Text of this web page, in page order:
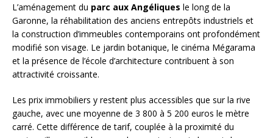
L’aménagement du parc aux Angéliques le long de la
Garonne, la réhabilitation des anciens entrepôts industriels et
la construction d’immeubles contemporains ont profondément
modifié son visage. Le jardin botanique, le cinéma Mégarama
et la présence de l’école d’architecture contribuent à son
attractivité croissante.
Les prix immobiliers y restent plus accessibles que sur la rive
gauche, avec une moyenne de 3 800 à 5 200 euros le mètre
carré. Cette différence de tarif, couplée à la proximité du